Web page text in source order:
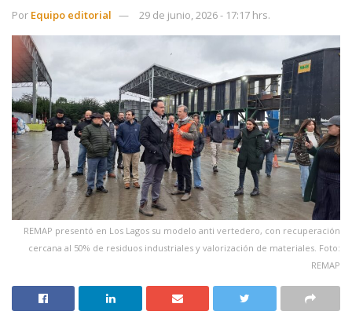
Por Equipo editorial 29 de junio, 2026 - 17:17 hrs.
REMAP presentó en Los Lagos su modelo anti vertedero, con recuperación
cercana al 50% de residuos industriales y valorización de materiales. Foto:
REMAP